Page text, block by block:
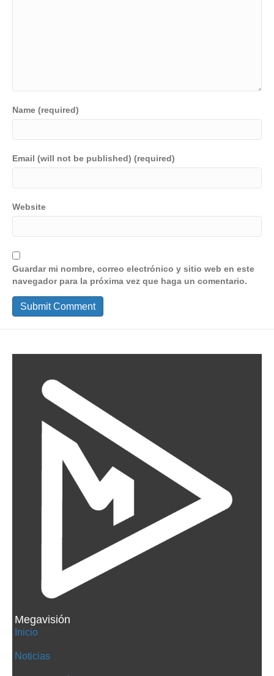
Name (required)
Email (will not be published) (required)
Website
Guardar mi nombre, correo electrónico y sitio web en este
navegador para la próxima vez que haga un comentario.
Megavisión
Inicio
Noticias